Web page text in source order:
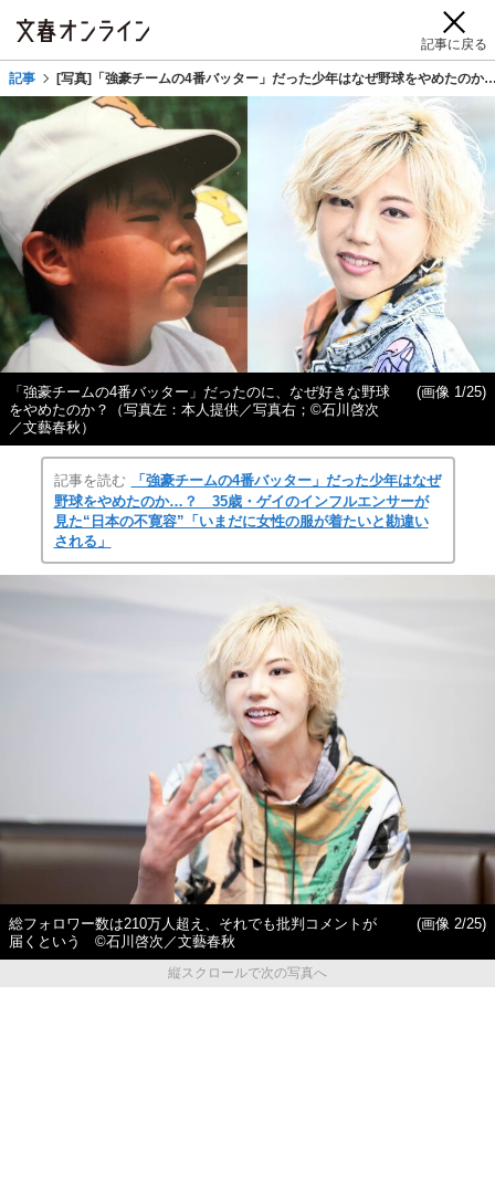
記事に戻る
記事 [写真]「強豪チームの4番バッター」だった少年はなぜ野球をやめたの
「強豪チームの4番バッター」だったのに、なぜ好きな野球
をやめたのか？（写真左：本人提供／写真右；©石川啓次
／文藝春秋）
(画像 1/25)
記事を読む
「強豪チームの4番バッター」だった少年はなぜ
野球をやめたのか…？ 35歳・ゲイのインフルエンサーが
見た“日本の不寛容”「いまだに女性の服が着たいと勘違い
される」
総フォロワー数は210万人超え、それでも批判コメントが
届くという ©石川啓次／文藝春秋
(画像 2/25)
縦スクロールで次の写真へ